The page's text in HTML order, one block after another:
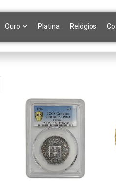
Ouro Platina Relógios